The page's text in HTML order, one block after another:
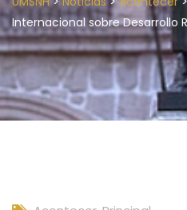
Internacional sobre Desarrollo